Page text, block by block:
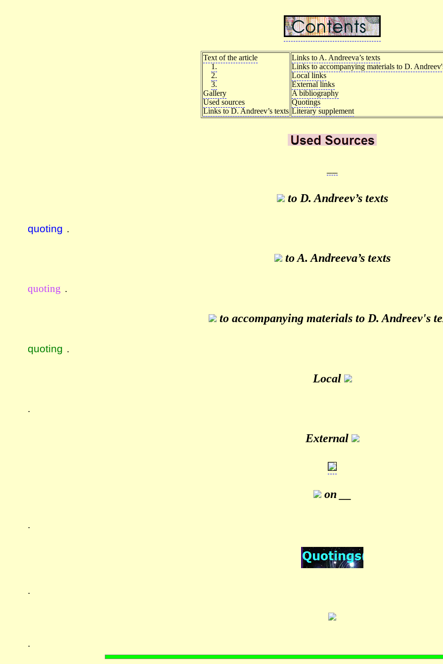
Text of the article
1.
2.
3.
Gallery
Used sources
Links to D. Andreev’s texts
Links to A. Andreeva’s texts
Links to accompanying materials to D.
Local links
External links
A bibliography
Quotings
Literary supplement
to D. Andreev’s texts
quoting
to A. Andreeva’s texts
quoting .
to accompanying materials to D. Andreev's
quoting .
Local
.
External
on __
.
.
.